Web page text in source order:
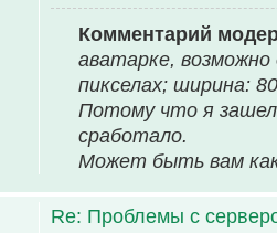
Комментарий
аватарке,
пикселах; ширина:
Потому что я зашел
сработало.
Может быть вам
Re: Проблемы с